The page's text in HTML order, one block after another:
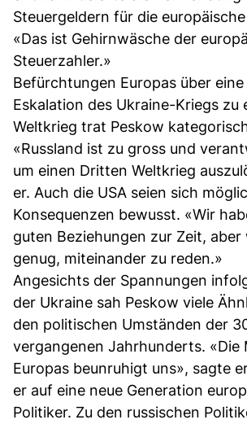
Steuergeldern für die
«Das ist Gehirnwäsche der
Steuerzahler.»
Befürchtungen Europas über
Eskalation des Ukraine-Kriegs zu
Weltkrieg trat Peskow
«Russland ist zu gross und
um einen Dritten Weltkrieg
er. Auch die USA seien sich
Konsequenzen bewusst. «Wir
guten Beziehungen zur Zeit, aber
genug, miteinander zu reden.»
Angesichts der Spannungen
der Ukraine sah Peskow viele
den politischen Umständen der
vergangenen Jahrhunderts. «Die
Europas beunruhigt uns», sagte
er auf eine neue Generation
Politiker. Zu den russischen